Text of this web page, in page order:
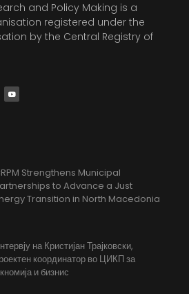
and Policy Making is a
registered under the
by the Central Registry of
Strengthens Municipal
to Advance a Just
Transition in North Macedonia
на Кристијан Трајковски,
координатор во ЦИКП за
и бизнис